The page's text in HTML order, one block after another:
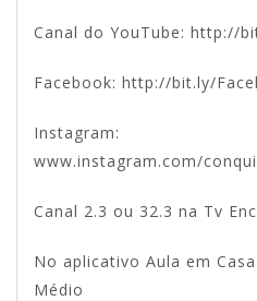
Canal do YouTube: http://
Facebook: http://bit.ly/
Instagram:
www.instagram.com/
Canal 2.3 ou 32.3 na Tv
No aplicativo Aula em
Médio